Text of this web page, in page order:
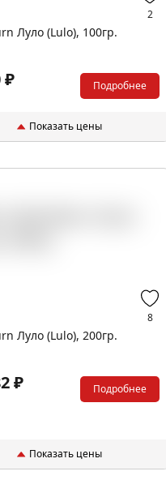
2
Луло (Lulo), 100гр.
₽ Подробнее
Показать цены
8
Луло (Lulo), 200гр.
₽ Подробнее
Показать цены